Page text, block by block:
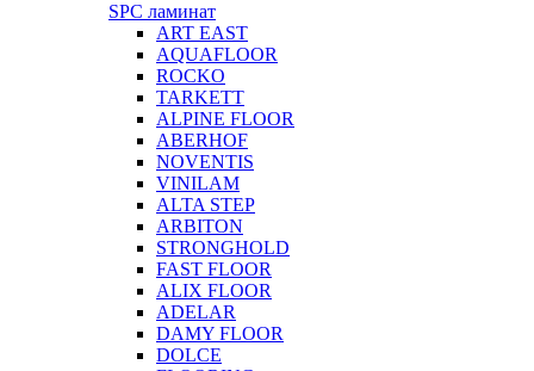
SPC ламинат
ART EAST
AQUAFLOOR
ROCKO
TARKETT
ALPINE FLOOR
ABERHOF
NOVENTIS
VINILAM
ALTA STEP
ARBITON
STRONGHOLD
FAST FLOOR
ALIX FLOOR
ADELAR
DAMY FLOOR
DOLCE